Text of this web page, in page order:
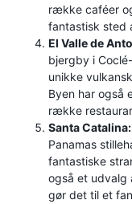
række caféer
fantastisk sted
El Valle de
bjergby i
unikke
Byen har også
række
Santa Catalina:
Panamas
fantastiske
også et udvalg
gør det til et